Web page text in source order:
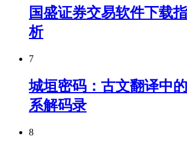
国盛证券交易软件下载
析
7
城垣密码：古文翻译中
系解码录
8